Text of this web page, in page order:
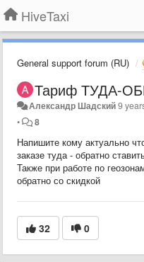
HiveTaxi
General support forum (RU)
Тариф ТУДА-
Александр Шадский9
•
8
Напишите кому актуально
заказе туда - обратно
Также при работе по
обратно со скидкой
32 0